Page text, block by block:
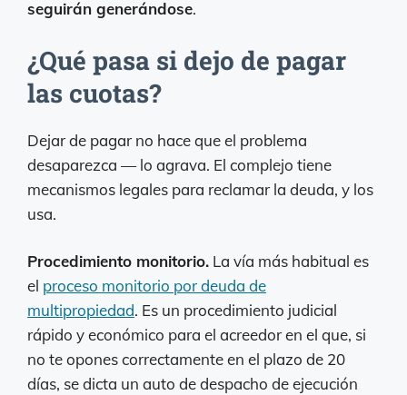
seguirán generándose.
¿Qué pasa si dejo de pagar
las cuotas?
Dejar de pagar no hace que el problema
desaparezca — lo agrava. El complejo tiene
mecanismos legales para reclamar la deuda, y los
usa.
Procedimiento monitorio. La vía más habitual es
el proceso monitorio por deuda de
multipropiedad. Es un procedimiento judicial
rápido y económico para el acreedor en el que, si
no te opones correctamente en el plazo de 20
días, se dicta un auto de despacho de ejecución